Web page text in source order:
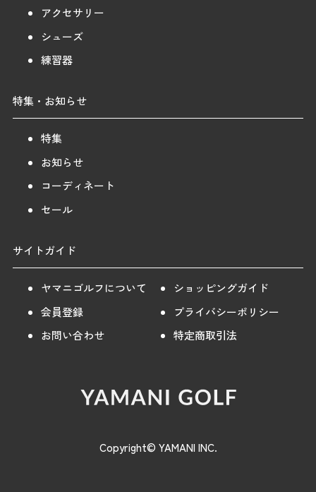
アクセサリー
シューズ
練習器
特集・お知らせ
特集
お知らせ
コーディネート
セール
サイトガイド
ヤマニゴルフについて
ショッピングガイド
会員登録
プライバシーポリシー
お問い合わせ
特定商取引法
Copyright© YAMANI INC.